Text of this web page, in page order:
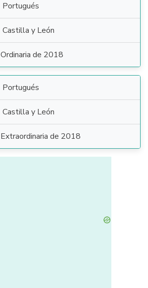
Portugués
Castilla y León
Ordinaria de 2018
Portugués
Castilla y León
Extraordinaria de 2018